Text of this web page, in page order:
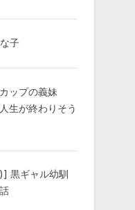
子
ップの義妹
生が終わりそう
黒ギャル幼馴